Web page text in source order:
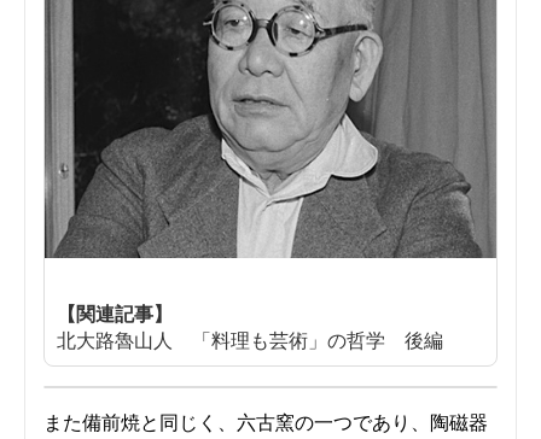
【関連記事】
北大路魯山人 「料理も芸術」の哲学 後編
また備前焼と同じく、六古窯の一つであり、陶磁器